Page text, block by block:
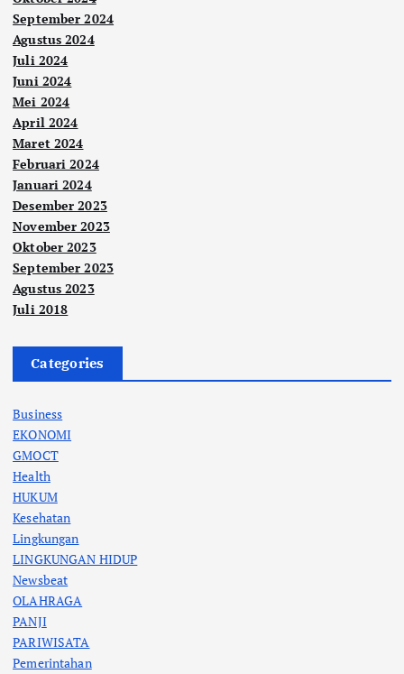
September 2024
Agustus 2024
Juli 2024
Juni 2024
Mei 2024
April 2024
Maret 2024
Februari 2024
Januari 2024
Desember 2023
November 2023
Oktober 2023
September 2023
Agustus 2023
Juli 2018
Categories
Business
EKONOMI
GMOCT
Health
HUKUM
Kesehatan
Lingkungan
LINGKUNGAN HIDUP
Newsbeat
OLAHRAGA
PANJI
PARIWISATA
Pemerintahan